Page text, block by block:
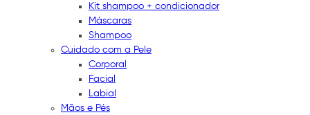
Kit shampoo + condicionador
Máscaras
Shampoo
Cuidado com a Pele
Corporal
Facial
Labial
Mãos e Pés